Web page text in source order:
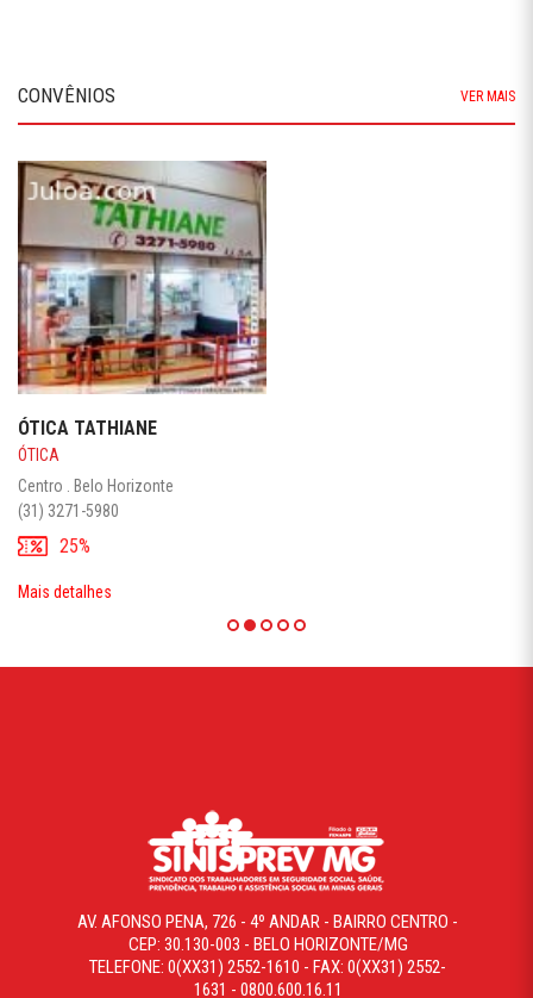
CONVÊNIOS VER MAIS
ÓTICA TATHIANE
ÓTICA
Centro . Belo Horizonte
(31) 3271-5980
25%
Mais detalhes
AV. AFONSO PENA, 726 - 4º ANDAR - BAIRRO CENTRO -
CEP: 30.130-003 - BELO HORIZONTE/MG
TELEFONE: 0(XX31) 2552-1610 - FAX: 0(XX31) 2552-
1631 - 0800.600.16.11